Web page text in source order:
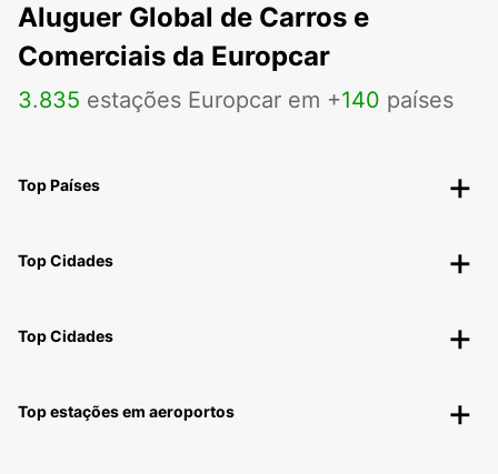
Aluguer Global de Carros e
Comerciais da Europcar
3.835 estações Europcar em +140 países
Top Países
Top Cidades
Top Cidades
Top estações em aeroportos